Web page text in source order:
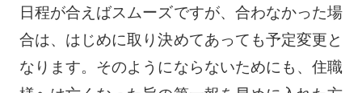
日程が合えばスムーズですが、合わなかった場
合は、はじめに取り決めてあっても予定変更と
なります。そのようにならないためにも、住職